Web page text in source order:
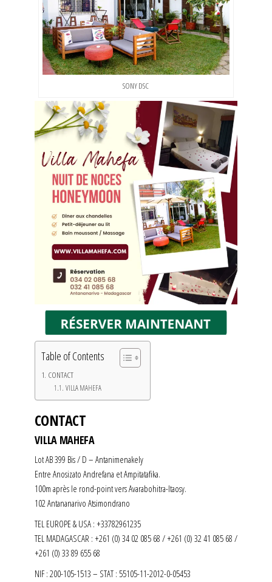
SONY DSC
Table of Contents
CONTACT
VILLA MAHEFA
CONTACT
VILLA MAHEFA
Lot AB 399 Bis / D – Antanimenakely
Entre Anosizato Andrefana et Ampitatafika.
100m après le rond-point vers Avarabohitra-Itaosy.
102 Antananarivo Atsimondrano
TEL EUROPE & USA : +33782961235
TEL MADAGASCAR : +261 (0) 34 02 085 68 / +261 (0) 32 41 085 68 /
+261 (0) 33 89 655 68
NIF : 200-105-1513 – STAT : 55105-11-2012-0-05453